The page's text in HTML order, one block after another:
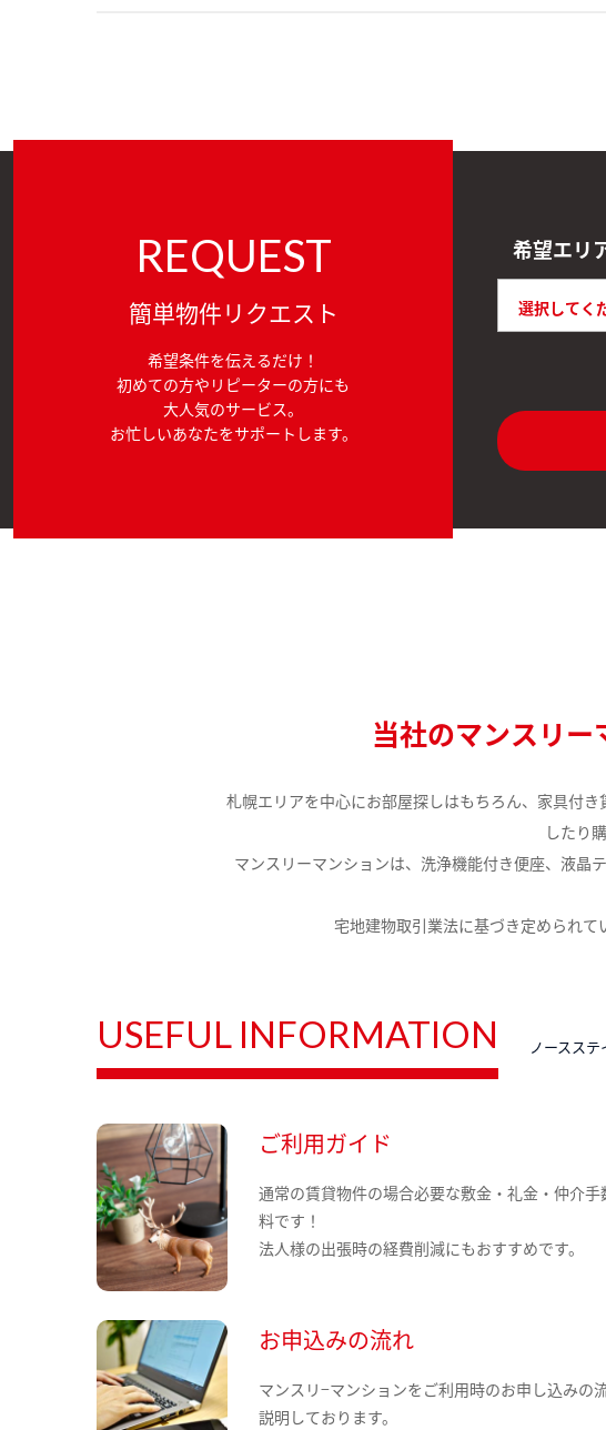
REQUEST
簡単物件リクエスト
希望条件を伝えるだけ！
初めての方やリピーターの方にも
大人気のサービス。
お忙しいあなたをサポートします。
希望エリ
当社のマンスリー
札幌エリアを中心にお部屋探しはもちろん、家具付
したり
マンスリーマンションは、洗浄機能付き便座、液晶
宅地建物取引業法に基づき定められて
USEFUL INFORMATION ノースス
ご利用ガイド
通常の賃貸物件の場合必要な敷金・礼金・仲介手
料です！
法人様の出張時の経費削減にもおすすめです。
お申込みの流れ
マンスリ−マンションをご利用時のお申し込みの
説明しております。